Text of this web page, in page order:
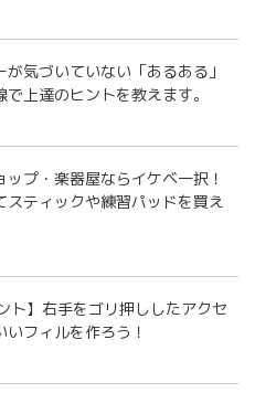
気づいていない「あるある」
上達のヒントを教えます。
プ・楽器屋ならイケベ一択！
スティックや練習パッドを買え
ト】右手をゴリ押ししたアクセ
フィルを作ろう！